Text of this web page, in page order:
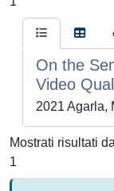
On the
Video
2021 Agarla,
Mostrati risultati
1